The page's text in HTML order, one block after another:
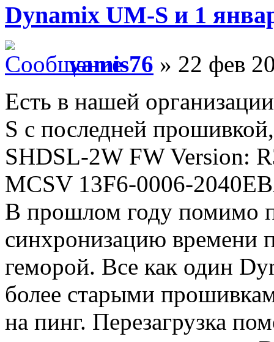
Dynamix UM-S и 1
vamis76 » 22 фев
Есть в нашей
S с последней
SHDSL-2W FW Version:
MCSV 13F6-0006-
В прошлом году помимо
синхронизацию времени
геморой. Все как один
более старыми
на пинг. Перезагрузка